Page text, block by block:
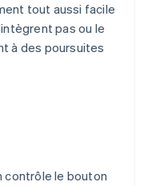
tout aussi facile
pas ou le
à des poursuites
contrôle le bouton